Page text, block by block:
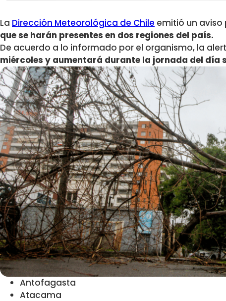
La Dirección Meteorológica de Chile emitió un
que se harán presentes en dos regiones del país.
De acuerdo a lo informado por el organismo, la
miércoles y aumentará durante la jornada del día
Antofagasta
Atacama